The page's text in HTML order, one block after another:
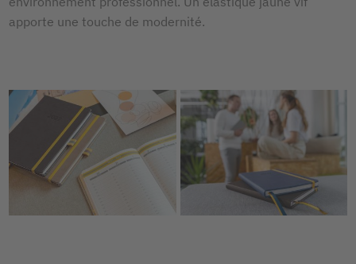
apporte une touche de modernité.